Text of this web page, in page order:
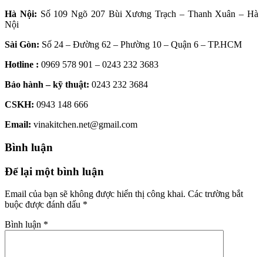
Hà Nội: Số 109 Ngõ 207 Bùi Xương Trạch – Thanh Xuân – Hà
Nội
Sài Gòn: Số 24 – Đường 62 – Phường 10 – Quận 6 – TP.HCM
Hotline : 0969 578 901 – 0243 232 3683
Bảo hành – kỹ thuật: 0243 232 3684
CSKH: 0943 148 666
Email: vinakitchen.net@gmail.com
Bình luận
Để lại một bình luận
Email của bạn sẽ không được hiển thị công khai. Các trường bắt
buộc được đánh dấu *
Bình luận *